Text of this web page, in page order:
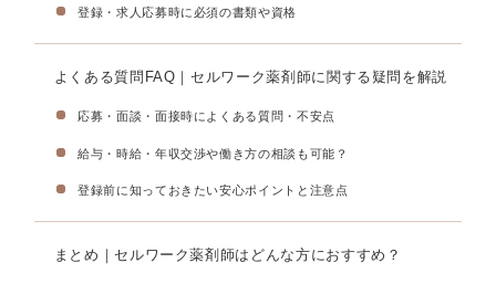
登録・求人応募時に必須の書類や資格
よくある質問FAQ｜セルワーク薬剤師に関する疑問を解説
応募・面談・面接時によくある質問・不安点
給与・時給・年収交渉や働き方の相談も可能？
登録前に知っておきたい安心ポイントと注意点
まとめ｜セルワーク薬剤師はどんな方におすすめ？